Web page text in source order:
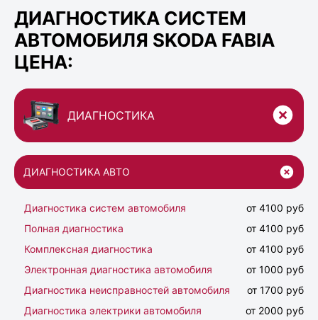
ДИАГНОСТИКА СИСТЕМ
АВТОМОБИЛЯ SKODA FABIA
ЦЕНА:
ДИАГНОСТИКА
ДИАГНОСТИКА АВТО
Диагностика систем автомобиля
от 4100 руб
Полная диагностика
от 4100 руб
Комплексная диагностика
от 4100 руб
Электронная диагностика автомобиля
от 1000 руб
Диагностика неисправностей автомобиля
от 1700 руб
Диагностика электрики автомобиля
от 2000 руб